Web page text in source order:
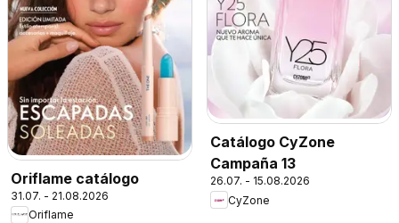
Oriflame catálogo
31.07. - 21.08.2026
Oriflame
Catálogo CyZone
Campaña 13
26.07. - 15.08.2026
CyZone